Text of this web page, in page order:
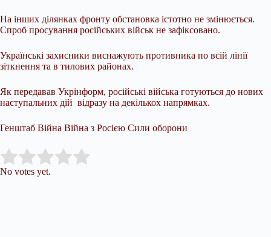
На інших ділянках фронту обстановка істотно не змінюється.
Спроб просування російських військ не зафіксовано.
Українські захисники виснажують противника по всій лінії
зіткнення та в тилових районах.
Як передавав Укрінформ, російські війська готуються до нових
наступальних дій відразу на декількох напрямках.
Генштаб Війна Війна з Росією Сили оборони
Rate this item:
No votes yet.